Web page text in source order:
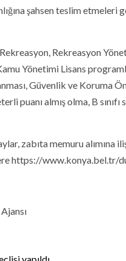
şahsen teslim
Rekreasyon
Yönetimi Lisans
Güvenlik ve Koruma
puanı almış olma, B
zabıta memuru
https://www.konya.bel.tr/